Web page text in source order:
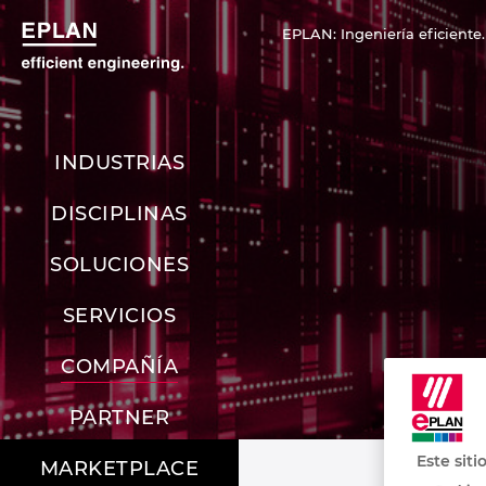
EPLAN: Ingeniería eficiente.
INDUSTRIAS
DISCIPLINAS
SOLUCIONES
SERVICIOS
COMPAÑÍA
PARTNER
MARKETPLACE Este